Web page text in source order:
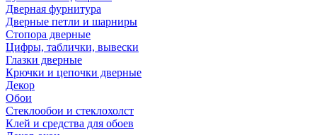
Дверная фурнитура
Дверные петли и шарниры
Стопора дверные
Цифры, таблички, вывески
Глазки дверные
Крючки и цепочки дверные
Декор
Обои
Стеклообои и стеклохолст
Клей и средства для обоев